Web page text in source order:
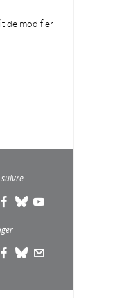
de modifier